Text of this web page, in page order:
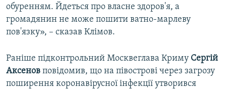
обуренням. Йдеться про власне здоров'я, а
громадянин не може пошити ватно-марлеву
пов'язку», – сказав Клімов.
Раніше підконтрольний Москвеглава Криму Сергій
Аксенов повідомив, що на півострові через загрозу
поширення коронавірусної інфекції утворився